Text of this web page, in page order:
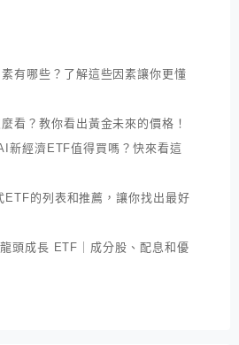
有哪些？了解這些因素讓你更懂
看？教你看出黃金未來的價格！
新經濟ETF值得買嗎？快來看這
ETF的列表和推薦，讓你找出最好
頭成長 ETF｜成分股、配息和優